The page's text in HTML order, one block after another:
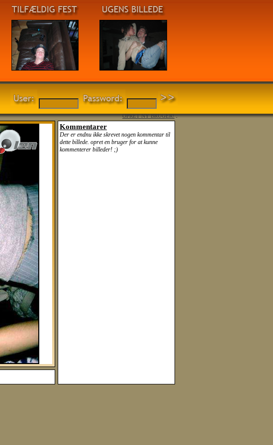
OPRET NY BRUGER!.
Kommentarer
Der er endnu ikke skrevet nogen kommentar til
dette billede. opret en bruger for at kunne
kommenterer billeder! ;)